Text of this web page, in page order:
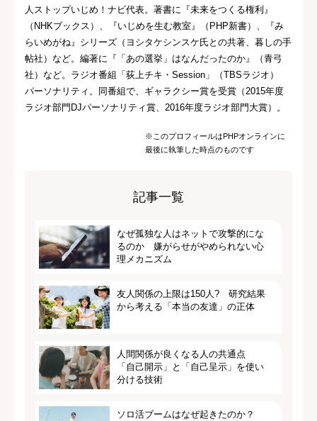
人ストップいじめ！ナビ代表。著書に『未来をつくる権利』
（NHKブックス）、『いじめを生む教室』（PHP新書）、『み
らいめがね』シリーズ（ヨシタケシンスケ氏との共著、暮しの手
帖社）など。編著に『「あの選挙」はなんだったのか』（青弓
社）など。ラジオ番組「荻上チキ・Session」（TBSラジオ）
パーソナリティ。同番組で、ギャラクシー賞を受賞（2015年度
ラジオ部門DJパーソナリティ賞、2016年度ラジオ部門大賞）。
※このプロフィールはPHPオンラインに
最後に執筆した時点のものです
記事一覧
なぜ孤独な人はネットで攻撃的にな
るのか 嫌がらせがやめられない心
理メカニズム
友人関係の上限は150人? 研究結果
から考える「本当の友達」の正体
人間関係が良くなる人の共通点
「自己開示」と「自己呈示」を使い
分ける技術
ソロ活ブームはなぜ起きたのか？